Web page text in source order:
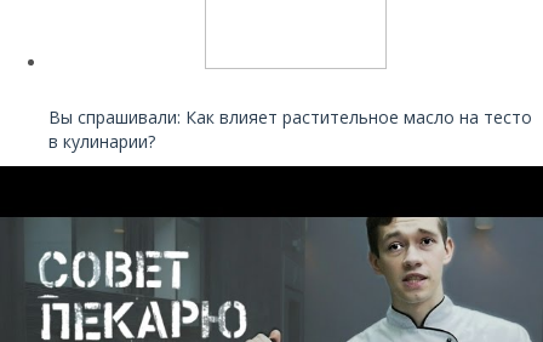
Вы спрашивали: Как влияет растительное масло на тесто
в кулинарии?